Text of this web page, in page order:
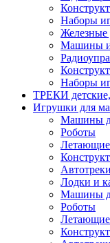
Наборы
Железные
Машины
Наборы
ТРЕКИ
Игрушки для
Машины
Роботы
Автотреки
Лодки и
Машины
Роботы